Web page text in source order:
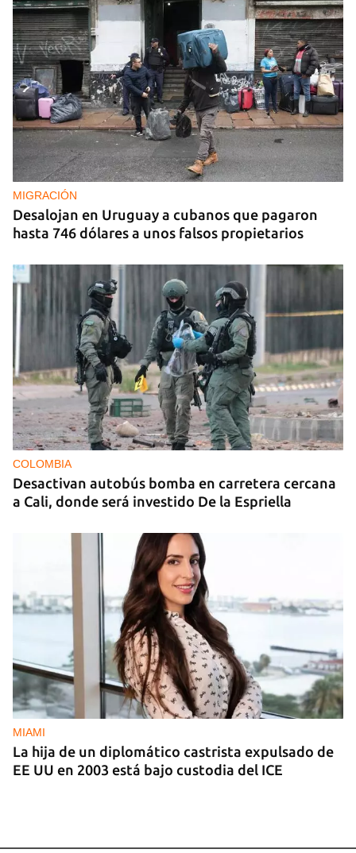
REPRESIÓN
La Seguridad del Estado realiza operativos en el
aniversario del Maleconazo
MIGRACIÓN
Desalojan en Uruguay a cubanos que pagaron
hasta 746 dólares a unos falsos propietarios
COLOMBIA
Desactivan autobús bomba en carretera cercana
a Cali, donde será investido De la Espriella
MIAMI
La hija de un diplomático castrista expulsado de
EE UU en 2003 está bajo custodia del ICE